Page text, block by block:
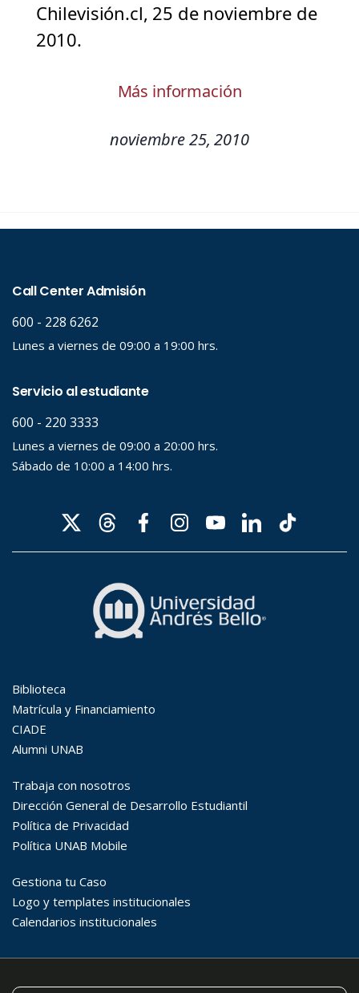
Chilevisión.cl, 25 de noviembre de
2010.
Más información
noviembre 25, 2010